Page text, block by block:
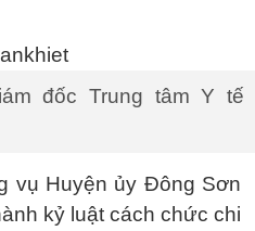
đốc Trung tâm Y tế
vụ Huyện ủy Đông Sơn
kỷ luật cách chức chi